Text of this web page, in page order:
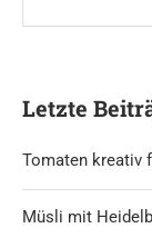
Letzte
Tomaten kreativ
Müsli mit